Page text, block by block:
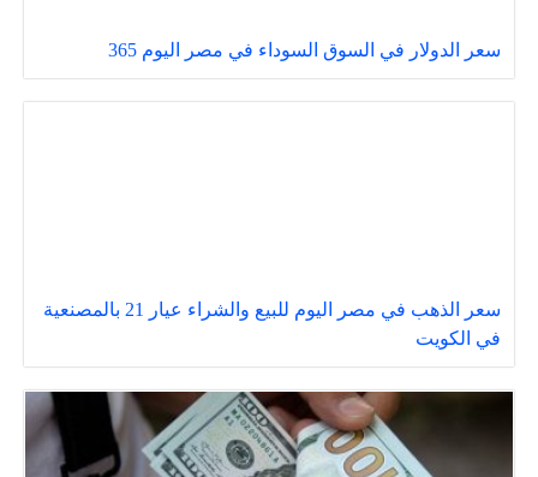
سعر الدولار في السوق السوداء في مصر اليوم 365
سعر الذهب في مصر اليوم للبيع والشراء عيار 21 بالمصنعية
في الكويت